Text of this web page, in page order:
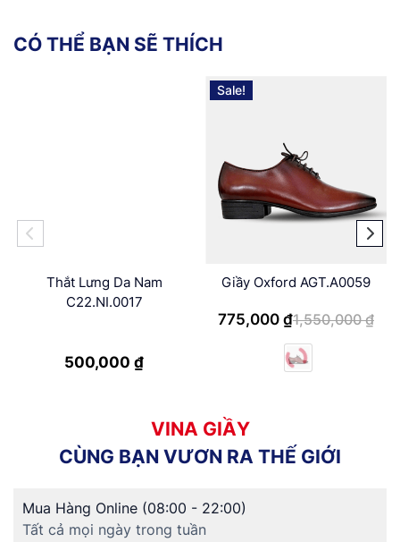
CÓ THỂ BẠN SẼ THÍCH
Thắt Lưng Da Nam
C22.NI.0017
500,000 ₫
Sale!
Giầy Oxford AGT.A0059
775,000 ₫1,550,000₫
VINA GIẦY
CÙNG BẠN VƯƠN RA THẾ GIỚI
Mua Hàng Online (08:00 - 22:00)
Tất cả mọi ngày trong tuần